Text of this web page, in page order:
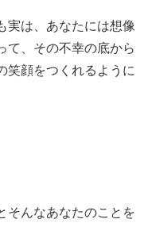
実は、あなたには想像
て、その不幸の底から
笑顔をつくれるように
そんなあなたのことを